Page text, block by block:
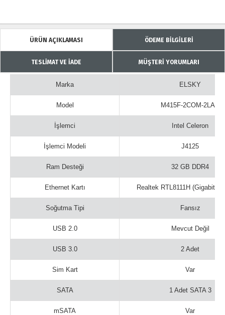
ÜRÜN AÇIKLAMASI ÖDEME BİLGİLERİ
TESLİMAT VE İADE MÜŞTERİ YORUMLARI
Marka ELSKY
Model M415F-2COM-2LAN
İşlemci Intel Celeron
İşlemci Modeli J4125
Ram Desteği 32 GB DDR4
Ethernet Kartı Realtek RTL8111H (Gigabit
Soğutma Tipi Fansız
USB 2.0 Mevcut Değil
USB 3.0 2 Adet
Sim Kart Var
SATA 1 Adet SATA 3
mSATA Var